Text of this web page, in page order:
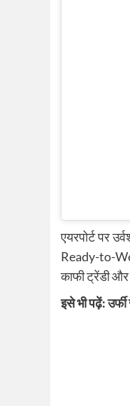
एयरपोर्ट पर
Ready-to-
काफी ट्रेंडी
इसे भी पढ़ें: